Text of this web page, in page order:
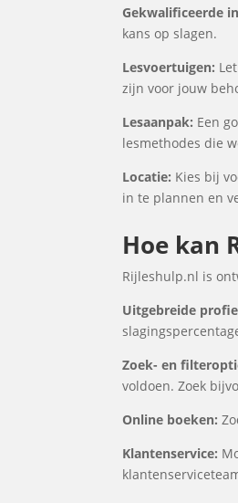
Gekwalificeerde
kans op slagen.
Lesvoertuigen:
zijn voor jouw
Lesaanpak: Een
lesmethodes die
Locatie: Kies bij
in te plannen en
Hoe kan
Rijleshulp.nl is
Uitgebreide
Zoek- en
voldoen. Zoek
Online boeken:
Klantenservice: